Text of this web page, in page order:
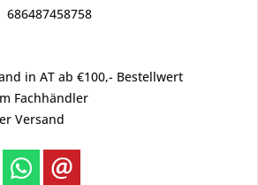
686487458758
in AT ab €100,- Bestellwert
Fachhändler
Versand